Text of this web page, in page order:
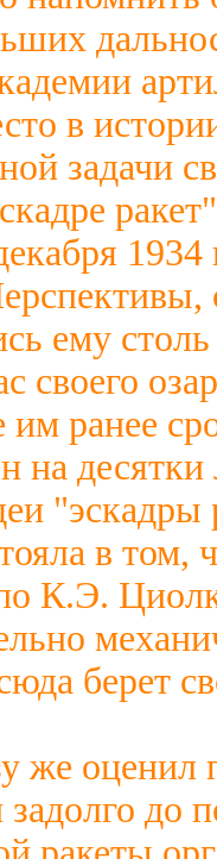
в
задачи
ему
своего
им ранее
на десятки
в том,
К.Э.
берет
же оценил
до